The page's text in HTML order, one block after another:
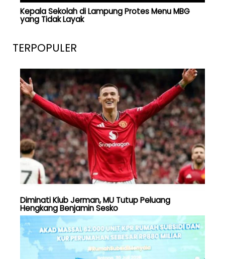
Kepala Sekolah di Lampung Protes Menu MBG
yang Tidak Layak
TERPOPULER
Diminati Klub Jerman, MU Tutup Peluang
Hengkang Benjamin Sesko